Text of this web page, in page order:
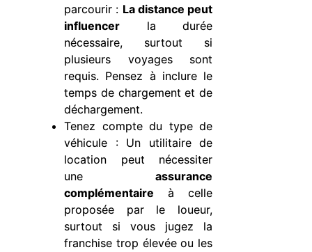
parcourir : La distance peut
influencer la durée
nécessaire, surtout si
plusieurs voyages sont
requis. Pensez à inclure le
temps de chargement et de
déchargement.
Tenez compte du type de
véhicule : Un utilitaire de
location peut nécessiter
une assurance
complémentaire à celle
proposée par le loueur,
surtout si vous jugez la
franchise trop élevée ou les